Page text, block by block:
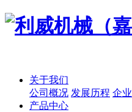
关于我们
公司概况 发展历程 企
产品中心